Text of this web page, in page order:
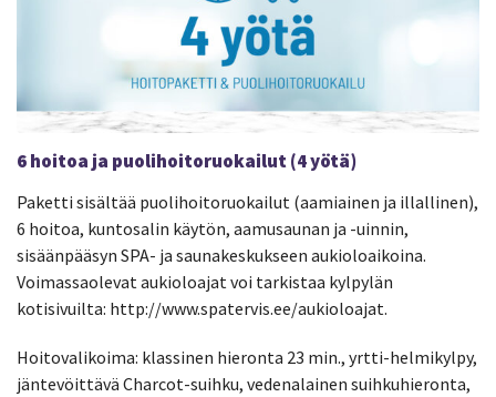
6 hoitoa ja puolihoitoruokailut (4 yötä)
Paketti sisältää puolihoitoruokailut (aamiainen ja illallinen),
6 hoitoa, kuntosalin käytön, aamusaunan ja -uinnin,
sisäänpääsyn SPA- ja saunakeskukseen aukioloaikoina.
Voimassaolevat aukioloajat voi tarkistaa kylpylän
kotisivuilta: http://www.spatervis.ee/aukioloajat.
Hoitovalikoima: klassinen hieronta 23 min., yrtti-helmikylpy,
jäntevöittävä Charcot-suihku, vedenalainen suihkuhieronta,